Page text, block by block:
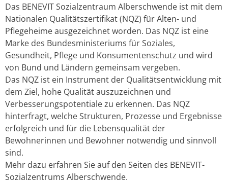
Das BENEVIT Sozialzentraum Alberschwende ist mit dem
Nationalen Qualitätszertifikat (NQZ) für Alten- und
Pflegeheime ausgezeichnet worden. Das NQZ ist eine
Marke des Bundesministeriums für Soziales,
Gesundheit, Pflege und Konsumentenschutz und wird
von Bund und Ländern gemeinsam vergeben.
Das NQZ ist ein Instrument der Qualitätsentwicklung mit
dem Ziel, hohe Qualität auszuzeichnen und
Verbesserungspotentiale zu erkennen. Das NQZ
hinterfragt, welche Strukturen, Prozesse und Ergebnisse
erfolgreich und für die Lebensqualität der
Bewohnerinnen und Bewohner notwendig und sinnvoll
sind.
Mehr dazu erfahren Sie auf den Seiten des BENEVIT-
Sozialzentrums Alberschwende.